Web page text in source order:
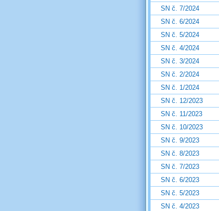
SN č. 7/2024
SN č. 6/2024
SN č. 5/2024
SN č. 4/2024
SN č. 3/2024
SN č. 2/2024
SN č. 1/2024
SN č. 12/2023
SN č. 11/2023
SN č. 10/2023
SN č. 9/2023
SN č. 8/2023
SN č. 7/2023
SN č. 6/2023
SN č. 5/2023
SN č. 4/2023